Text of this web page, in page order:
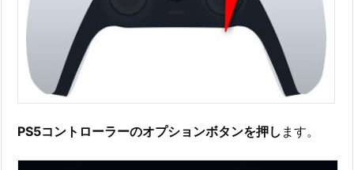
PS5コントローラーのオプションボタンを押し ます。